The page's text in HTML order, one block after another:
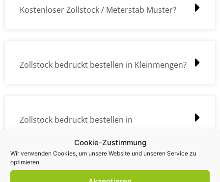
Cookie-Zustimmung
Wir verwenden Cookies, um unsere Website und unseren Service zu
optimieren.
Kostenloser Zollstock / Meterstab Muster?
Zollstock bedruckt bestellen in Kleinmengen?
Zollstock bedruckt bestellen in